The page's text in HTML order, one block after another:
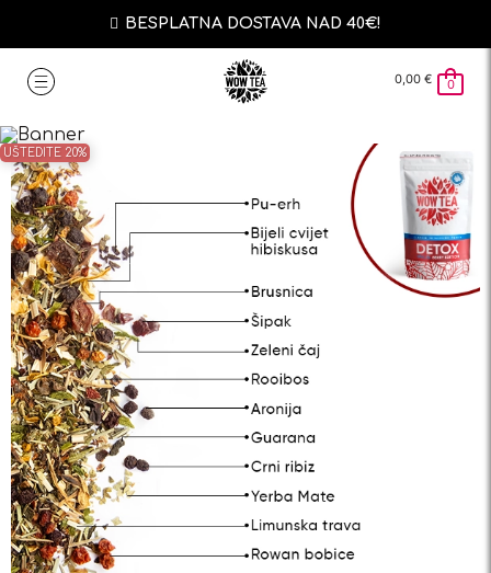
BESPLATNA DOSTAVA NAD 40€!
0,00 € 0
UŠTEDITE 20%